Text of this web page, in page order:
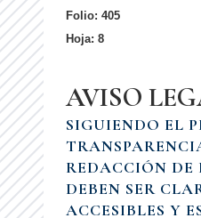
Folio: 405
Hoja: 8
AVISO
SIGUIENDO EL
REDACCIÓN DE
DEBEN SER
ACCESIBLES Y